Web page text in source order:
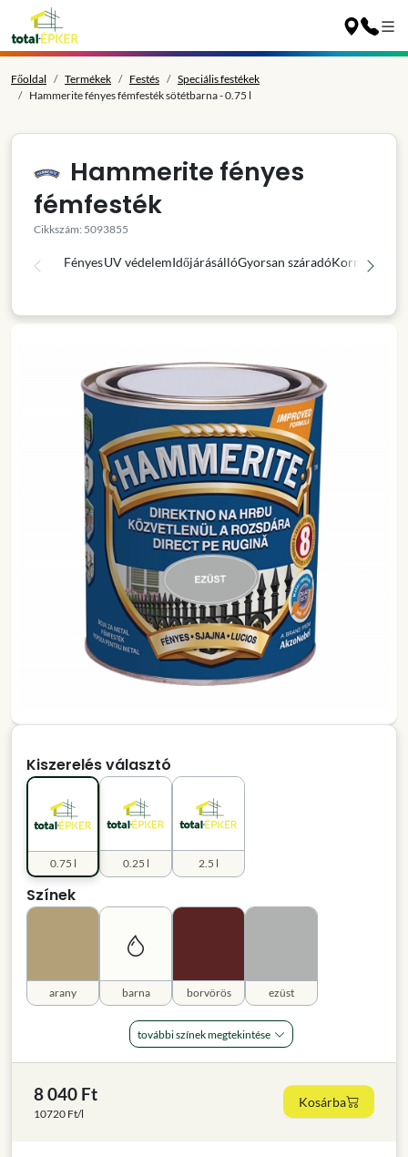
Főoldal Termékek Festés
Speciális festékek
Hammerite fényes fémfesték sötétbarna - 0.75 l
Hammerite fényes
fémfesték
Cikkszám: 5093855
FényesUV védelemIdőjárásállóGyorsan száradó
Kiszerelés választó
0.25 l
0.75 l 2.5 l
Színek
arany barna borvörös ezüst
további színek megtekintése
8 040 Ft
10720 Ft/l
Kosárba